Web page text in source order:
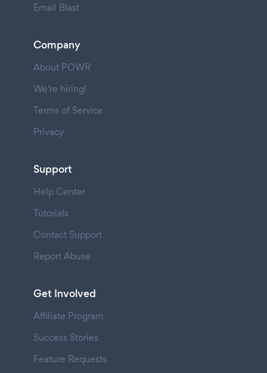
Email Blast
Company
About POWR
We're hiring!
Terms of Service
Privacy
Support
Help Center
Tutorials
Contact Support
Report Abuse
Get Involved
Affiliate Program
Success Stories
Feature Requests